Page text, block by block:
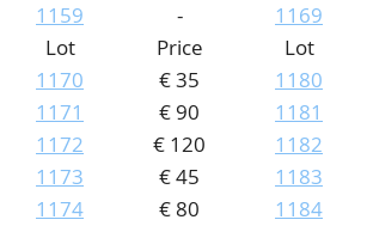
1159
-
1169
Lot
Price
1170
€ 35
1171
€ 90
1172
€ 120
1173
€ 45
1174
€ 80
Lot
1180
1181
1182
1183
1184